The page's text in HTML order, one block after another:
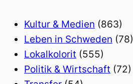
Kultur & Medien (863)
Leben in Schweden (78)
Lokalkolorit (555)
Politik & Wirtschaft (72)